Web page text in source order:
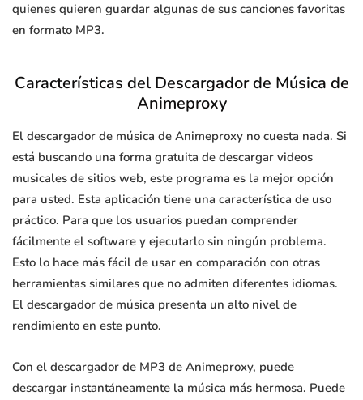
quienes quieren guardar algunas de sus canciones favoritas
en formato MP3.
Características del Descargador de Música de
Animeproxy
El descargador de música de Animeproxy no cuesta nada. Si
está buscando una forma gratuita de descargar videos
musicales de sitios web, este programa es la mejor opción
para usted. Esta aplicación tiene una característica de uso
práctico. Para que los usuarios puedan comprender
fácilmente el software y ejecutarlo sin ningún problema.
Esto lo hace más fácil de usar en comparación con otras
herramientas similares que no admiten diferentes idiomas.
El descargador de música presenta un alto nivel de
rendimiento en este punto.
Con el descargador de MP3 de Animeproxy, puede
descargar instantáneamente la música más hermosa. Puede